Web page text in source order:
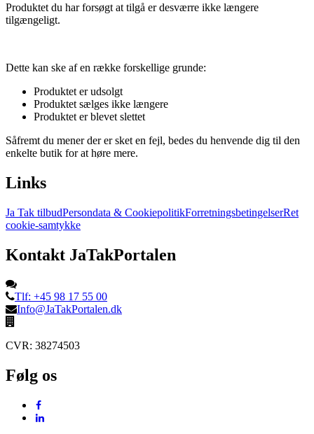
Produktet du har forsøgt at tilgå er desværre ikke længere
tilgængeligt.
Dette kan ske af en række forskellige grunde:
Produktet er udsolgt
Produktet sælges ikke længere
Produktet er blevet slettet
Såfremt du mener der er sket en fejl, bedes du henvende dig til den
enkelte butik for at høre mere.
Links
Ja Tak tilbudPersondata & CookiepolitikForretningsbetingelserRet
cookie-samtykke
Kontakt JaTakPortalen
Tlf: +45 98 17 55 00
Info@JaTakPortalen.dk
CVR: 38274503
Følg os